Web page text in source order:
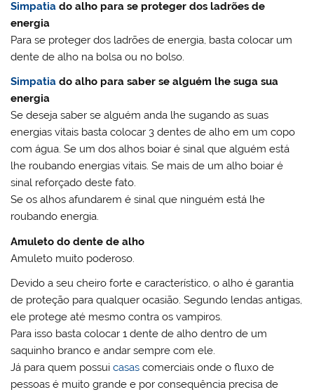
Simpatia do alho para se proteger dos ladrões de
energia
Para se proteger dos ladrões de energia, basta colocar um
dente de alho na bolsa ou no bolso.
Simpatia do alho para saber se alguém lhe suga sua
energia
Se deseja saber se alguém anda lhe sugando as suas
energias vitais basta colocar 3 dentes de alho em um copo
com água. Se um dos alhos boiar é sinal que alguém está
lhe roubando energias vitais. Se mais de um alho boiar é
sinal reforçado deste fato.
Se os alhos afundarem é sinal que ninguém está lhe
roubando energia.
Amuleto do dente de alho
Amuleto muito poderoso.
Devido a seu cheiro forte e característico, o alho é garantia
de proteção para qualquer ocasião. Segundo lendas antigas,
ele protege até mesmo contra os vampiros.
Para isso basta colocar 1 dente de alho dentro de um
saquinho branco e andar sempre com ele.
Já para quem possuicasas comerciais onde o fluxo de
pessoas é muito grande e por consequência precisa de